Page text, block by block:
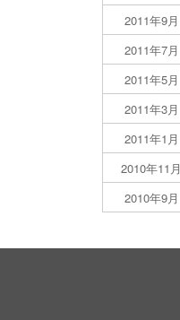
2011年9月
2011年7月
2011年5月
2011年3月
2011年1月
2010年11月
2010年9月